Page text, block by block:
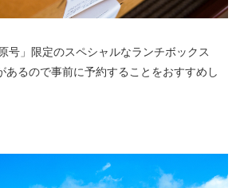
号」限定のスペシャルなランチボックス
あるので事前に予約することをおすすめし